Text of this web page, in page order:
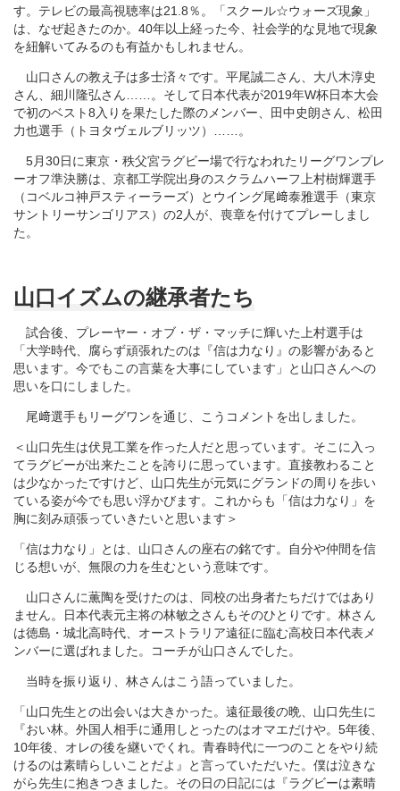
す。テレビの最高視聴率は21.8％。「スクール☆ウォーズ現象」
は、なぜ起きたのか。40年以上経った今、社会学的な見地で現象
を紐解いてみるのも有益かもしれません。
山口さんの教え子は多士済々です。平尾誠二さん、大八木淳史
さん、細川隆弘さん……。そして日本代表が2019年W杯日本大会
で初のベスト8入りを果たした際のメンバー、田中史朗さん、松田
力也選手（トヨタヴェルブリッツ）……。
5月30日に東京・秩父宮ラグビー場で行なわれたリーグワンプレ
ーオフ準決勝は、京都工学院出身のスクラムハーフ上村樹輝選手
（コベルコ神戸スティーラーズ）とウイング尾﨑泰雅選手（東京
サントリーサンゴリアス）の2人が、喪章を付けてプレーしまし
た。
山口イズムの継承者たち
試合後、プレーヤー・オブ・ザ・マッチに輝いた上村選手は
「大学時代、腐らず頑張れたのは『信は力なり』の影響があると
思います。今でもこの言葉を大事にしています」と山口さんへの
思いを口にしました。
尾﨑選手もリーグワンを通じ、こうコメントを出しました。
＜山口先生は伏見工業を作った人だと思っています。そこに入っ
てラグビーが出来たことを誇りに思っています。直接教わること
は少なかったですけど、山口先生が元気にグランドの周りを歩い
ている姿が今でも思い浮かびます。これからも「信は力なり」を
胸に刻み頑張っていきたいと思います＞
「信は力なり」とは、山口さんの座右の銘です。自分や仲間を信
じる想いが、無限の力を生むという意味です。
山口さんに薫陶を受けたのは、同校の出身者たちだけではあり
ません。日本代表元主将の林敏之さんもそのひとりです。林さん
は徳島・城北高時代、オーストラリア遠征に臨む高校日本代表メ
ンバーに選ばれました。コーチが山口さんでした。
当時を振り返り、林さんはこう語っていました。
「山口先生との出会いは大きかった。遠征最後の晩、山口先生に
『おい林。外国人相手に通用しとったのはオマエだけや。5年後、
10年後、オレの後を継いでくれ。青春時代に一つのことをやり続
けるのは素晴らしいことだよ』と言っていただいた。僕は泣きな
がら先生に抱きつきました。その日の日記には『ラグビーは素晴